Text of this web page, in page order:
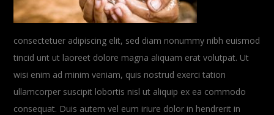
consectetuer adipiscing elit, sed diam nonummy nibh euismod
tincid unt ut laoreet dolore magna aliquam erat volutpat. Ut
wisi enim ad minim veniam, quis nostrud exerci tation
ullamcorper suscipit lobortis nisl ut aliquip ex ea commodo
consequat. Duis autem vel eum iriure dolor in hendrerit in